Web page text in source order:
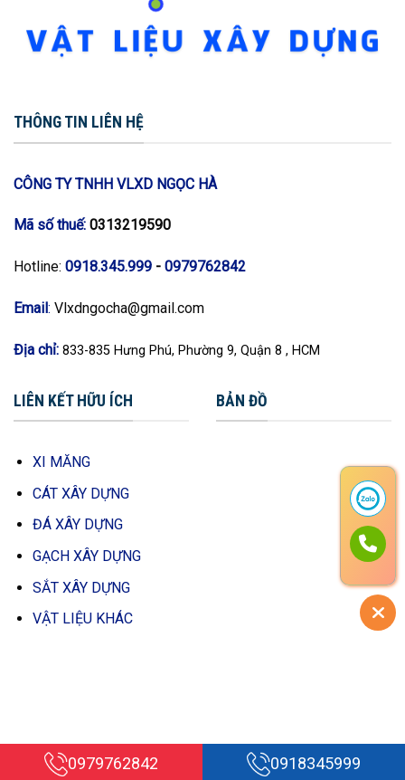
0979762842 0918345999
THÔNG TIN LIÊN HỆ
CÔNG TY TNHH VLXD NGỌC HÀ
Mã số thuế: 0313219590
Hotline: 0918.345.999 - 0979762842
Email: Vlxdngocha@gmail.com
Địa chỉ: 833-835 Hưng Phú, Phường 9, Quận 8 , HCM
LIÊN KẾT HỮU ÍCH
XI MĂNG
CÁT XÂY DỰNG
ĐÁ XÂY DỰNG
GẠCH XÂY DỰNG
SẮT XÂY DỰNG
VẬT LIỆU KHÁC
BẢN ĐỒ